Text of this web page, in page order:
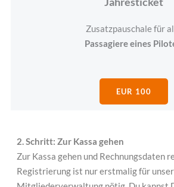
Zusatzpauschale für
Passagiere eines
EUR 100
2. Schritt: Zur Kassa gehen
Zur Kassa gehen und Rechnungsdaten
Registrierung ist nur erstmalig für